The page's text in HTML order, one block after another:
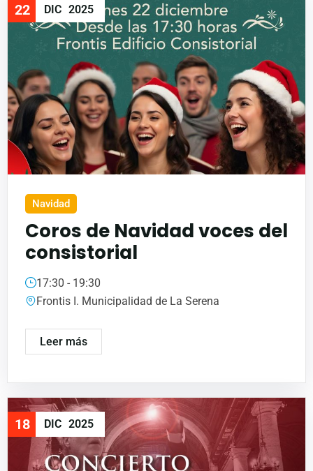
22 DIC 2025
Navidad
Coros de Navidad voces del
consistorial
17:30 - 19:30
Frontis I. Municipalidad de La Serena
Leer más
18 DIC 2025